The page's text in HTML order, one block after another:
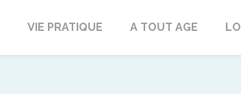
VIE PRATIQUE A TOUT AGE